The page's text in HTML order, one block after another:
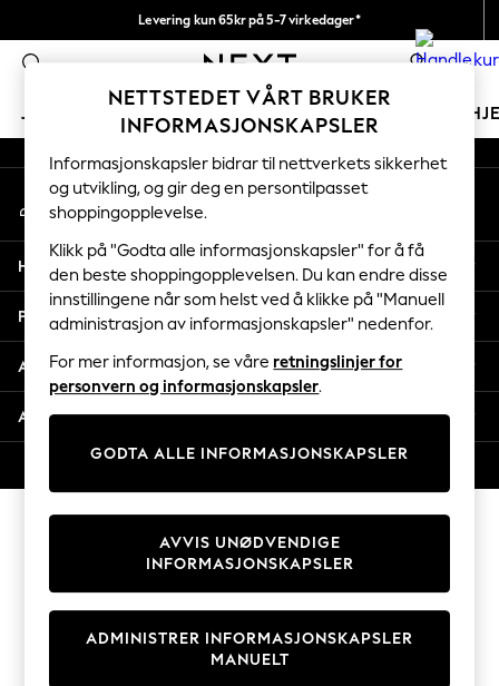
Levering kun 65kr på 5-7 virkedager*
Vi betaler alle tollavgifter 0
JENTER GUTTER BABY KVINNER
GIRLS
New In
50 - 92cm
98 - 110cm
116 - 134cm
140 - 174cm
Trending: Top & Short Sets
Trending: Clogs
Toy Story
THE SET
Coats & Jackets
Sweatshirts & Hoodies
Knitwear
Cardigans
Dresses
Sets & Outfits
T-Shirts
An error occurred on client
Våre sosiale nettverk
Min konto
Logg inn på kontoen din
Hjelp
Personvern & Juridisk
Avdelinger
Andre tjenester
NETTSTEDET VÅRT BRUKER
INFORMASJONSKAPSLER
Informasjonskapsler bidrar til nettverkets sikkerhet
og utvikling, og gir deg en persontilpasset
shoppingopplevelse.
Klikk på "Godta alle informasjonskapsler" for å få
den beste shoppingopplevelsen. Du kan endre disse
innstillingene når som helst ved å klikke på "Manuell
administrasjon av informasjonskapsler" nedenfor.
For mer informasjon, se våre retningslinjer for
personvern og informasjonskapsler.
GODTA ALLE INFORMASJONSKAPSLER
ADMINISTRER INFORMASJONSKAPSLER
MANUELT
AVVIS UNØDVENDIGE
INFORMASJONSKAPSLER